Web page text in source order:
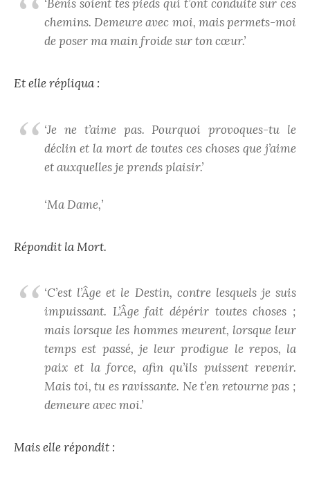
‘Bénis soient tes pieds qui t’ont conduite sur ces
chemins. Demeure avec moi, mais permets-moi
de poser ma main froide sur ton cœur.’
Et elle répliqua :
‘Je ne t’aime pas. Pourquoi provoques-tu le
déclin et la mort de toutes ces choses que j’aime
et auxquelles je prends plaisir.’
‘Ma Dame,’
Répondit la Mort.
‘C’est l’Âge et le Destin, contre lesquels je suis
impuissant. L’Âge fait dépérir toutes choses ;
mais lorsque les hommes meurent, lorsque leur
temps est passé, je leur prodigue le repos, la
paix et la force, afin qu’ils puissent revenir.
Mais toi, tu es ravissante. Ne t’en retourne pas ;
demeure avec moi.’
Mais elle répondit :